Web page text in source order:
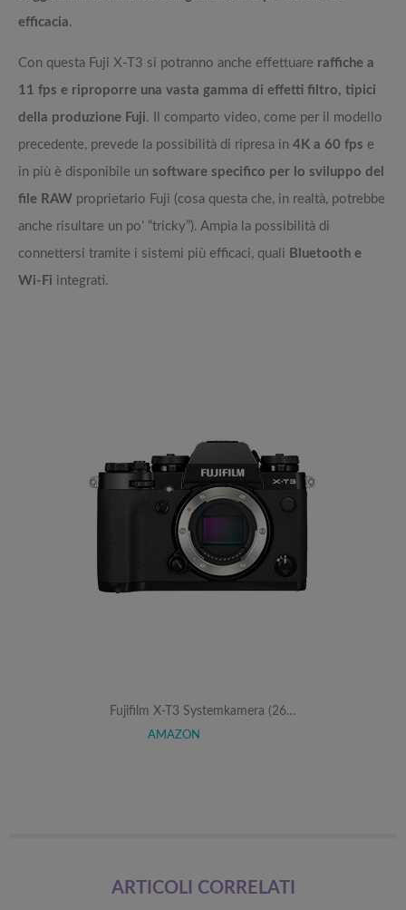
efficacia.
Con questa Fuji X-T3 si potranno anche effettuare raffiche a
11 fps e riproporre una vasta gamma di effetti filtro, tipici
della produzione Fuji. Il comparto video, come per il modello
precedente, prevede la possibilità di ripresa in 4K a 60 fps e
in più è disponibile un software specifico per lo sviluppo del
file RAW proprietario Fuji (cosa questa che, in realtà, potrebbe
anche risultare un po’ “tricky”). Ampia la possibilità di
connettersi tramite i sistemi più efficaci, quali Bluetooth e
Wi-Fi integrati.
Fujifilm X-T3 Systemkamera (26…
AMAZON
ARTICOLI CORRELATI